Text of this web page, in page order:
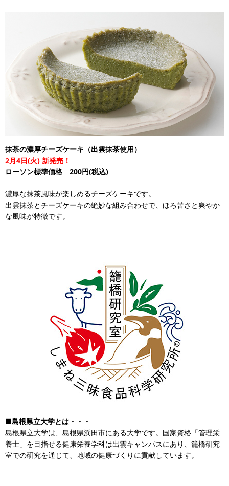
抹茶の濃厚チーズケーキ（出雲抹茶使用）
2月4日(火) 新発売！
ローソン標準価格 200円(税込)
濃厚な抹茶風味が楽しめるチーズケーキです。
出雲抹茶とチーズケーキの絶妙な組み合わせで、ほろ苦さと爽やか
な風味が特徴です。
■島根県立大学とは・・・
島根県立大学は、島根県浜田市にある大学です。国家資格「管理栄
養士」を目指せる健康栄養学科は出雲キャンパスにあり、籠橋研究
室での研究を通じて、地域の健康づくりに貢献しています。